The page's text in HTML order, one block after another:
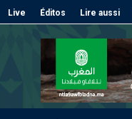
Live Éditos Lire aussi